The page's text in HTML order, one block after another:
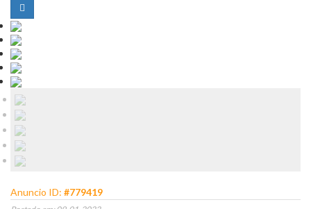
Anuncio ID: #779419